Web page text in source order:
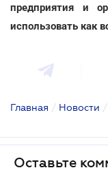
предприятия и
использовать как
Главная / Новости /
Оставьте